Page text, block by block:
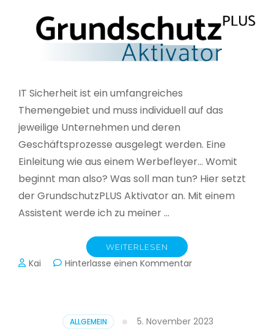
IT Sicherheit ist ein umfangreiches
Themengebiet und muss individuell auf das
jeweilige Unternehmen und deren
Geschäftsprozesse ausgelegt werden. Eine
Einleitung wie aus einem Werbefleyer… Womit
beginnt man also? Was soll man tun? Hier setzt
der GrundschutzPLUS Aktivator an. Mit einem
Assistent werde ich zu meiner …
WEITERLESEN
Kai Hinterlasse einen Kommentarzu
ALLGEMEIN 5. November 2023